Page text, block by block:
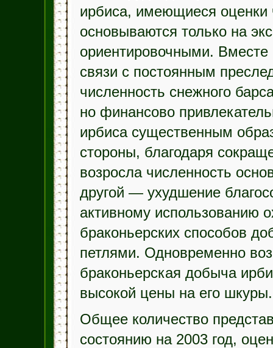
ирбиса, имеющиеся оценки
основываются только на
ориентировочными. Вместе
связи с постоянным
численность снежного
но финансово
ирбиса существенным
стороны, благодаря
возросла численность
другой — ухудшение
активному использованию
браконьерских способов
петлями. Одновременно
браконьерская добыча
высокой цены на его шкуры.
Общее количество
состоянию на 2003 год,